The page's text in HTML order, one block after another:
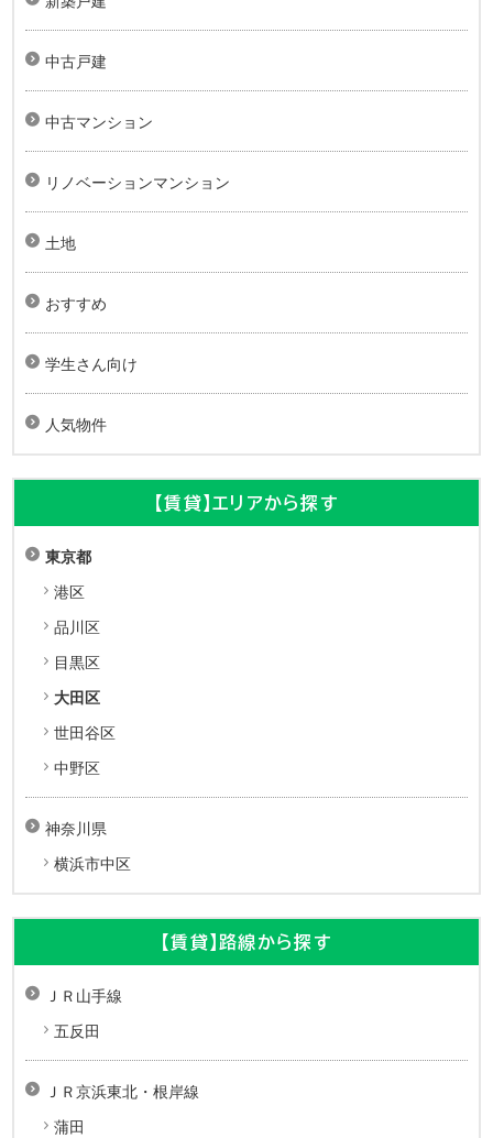
中古戸建
中古マンション
リノベーションマンション
土地
おすすめ
学生さん向け
人気物件
【賃貸】エリアから探す
東京都
港区
品川区
目黒区
大田区
世田谷区
中野区
神奈川県
横浜市中区
【賃貸】路線から探す
ＪＲ山手線
五反田
ＪＲ京浜東北・根岸線
蒲田